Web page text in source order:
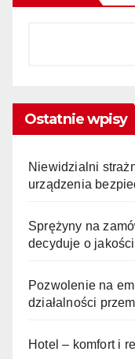
Ostatnie wpisy
Niewidzialni
urządzenia
Sprężyny na
decyduje o
Pozwolenie na
działalności
Hotel – komfort i